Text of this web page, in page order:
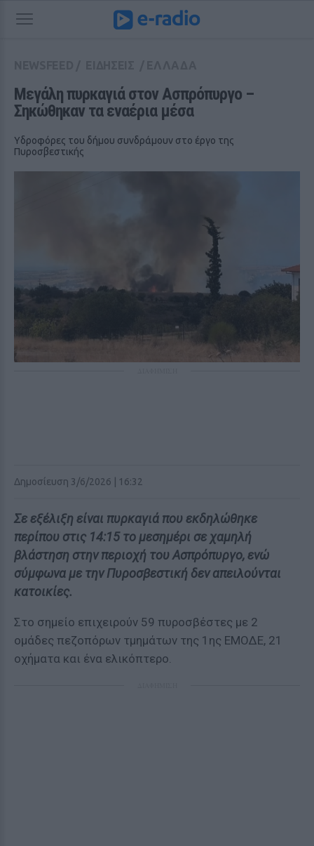
Μεγάλη πυρκαγιά στον Ασπρόπυργο –
Σηκώθηκαν τα εναέρια μέσα
Υδροφόρες του δήμου συνδράμουν στο έργο της
Πυροσβεστικής
Δημοσίευση 3/6/2026 | 16:32
Σε εξέλιξη είναι πυρκαγιά που εκδηλώθηκε
περίπου στις 14:15 το μεσημέρι σε χαμηλή
βλάστηση στην περιοχή του Ασπρόπυργο, ενώ
σύμφωνα με την Πυροσβεστική δεν απειλούνται
κατοικίες.
Στο σημείο επιχειρούν 59 πυροσβέστες με 2
ομάδες πεζοπόρων τμημάτων της 1ης ΕΜΟΔΕ, 21
οχήματα και ένα ελικόπτερο.